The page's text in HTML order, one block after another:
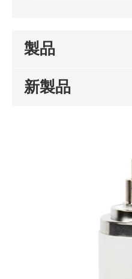
製品
新製品